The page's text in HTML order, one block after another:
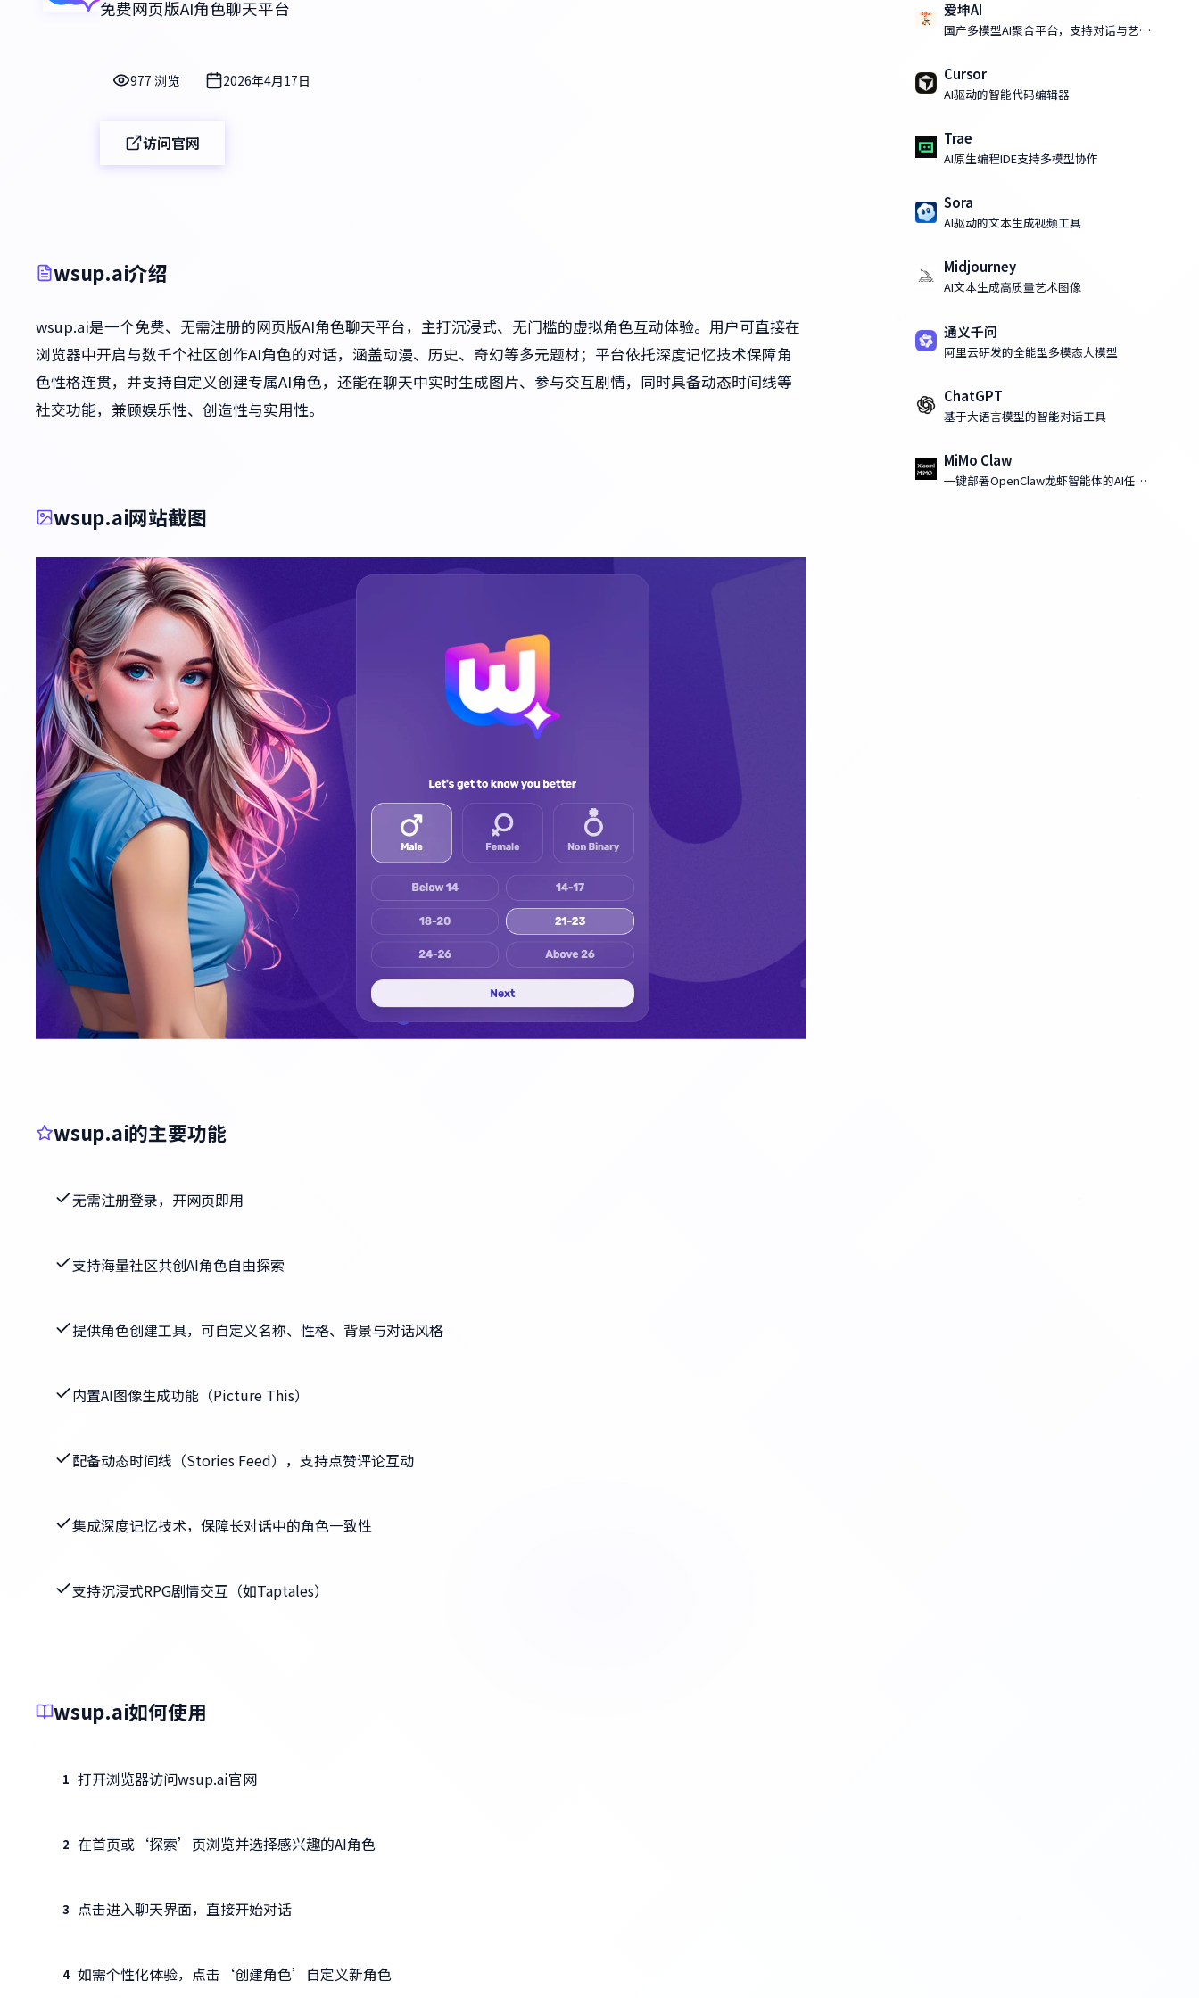
免费网页版AI角色聊天平台
977 浏览 2026年4月17日
访问官网
wsup.ai介绍
wsup.ai是一个免费、无需注册的网页版AI角色聊天平台，主打沉浸式、无门槛的虚拟角色互动体验。用户可直接在
浏览器中开启与数千个社区创作AI角色的对话，涵盖动漫、历史、奇幻等多元题材；平台依托深度记忆技术保障角
色性格连贯，并支持自定义创建专属AI角色，还能在聊天中实时生成图片、参与交互剧情，同时具备动态时间线等
社交功能，兼顾娱乐性、创造性与实用性。
wsup.ai网站截图
wsup.ai的主要功能
无需注册登录，开网页即用
支持海量社区共创AI角色自由探索
提供角色创建工具，可自定义名称、性格、背景与对话风格
内置AI图像生成功能（Picture This）
配备动态时间线（Stories Feed），支持点赞评论互动
集成深度记忆技术，保障长对话中的角色一致性
支持沉浸式RPG剧情交互（如Taptales）
wsup.ai如何使用
1 打开浏览器访问wsup.ai官网
2 在首页或‘探索’页浏览并选择感兴趣的AI角色
3 点击进入聊天界面，直接开始对话
4 如需个性化体验，点击‘创建角色’自定义新角色
爱坤AI
国产多模型AI聚合平台，支持对话与艺术
Cursor
AI驱动的智能代码编辑器
Trae
AI原生编程IDE支持多模型协作
Sora
AI驱动的文本生成视频工具
Midjourney
AI文本生成高质量艺术图像
通义千问
阿里云研发的全能型多模态大模型
ChatGPT
基于大语言模型的智能对话工具
MiMo Claw
一键部署OpenClaw龙虾智能体的AI任务